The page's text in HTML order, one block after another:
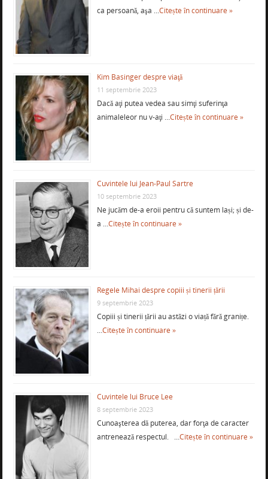
ca persoană, aşa …Citește în continuare »
Kim Basinger despre viaţă
11 septembrie 2023
Dacă aţi putea vedea sau simţi suferinţa
animaleleor nu v-aţi …Citește în continuare »
Cuvintele lui Jean-Paul Sartre
10 septembrie 2023
Ne jucăm de-a eroii pentru că suntem lași; și de-
a …Citește în continuare »
Regele Mihai despre copiii și tinerii țării
9 septembrie 2023
Copiii și tinerii țării au astăzi o viață fără granițe.
…Citește în continuare »
Cuvintele lui Bruce Lee
8 septembrie 2023
Cunoaşterea dă puterea, dar forţa de caracter
antrenează respectul. …Citește în continuare »